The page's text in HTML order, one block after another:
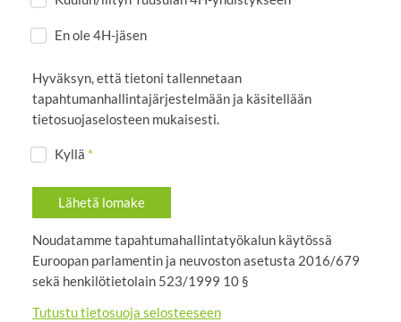
En ole 4H-jäsen
Hyväksyn, että tietoni tallennetaan
tapahtumanhallintajärjestelmään ja käsitellään
tietosuojaselosteen mukaisesti.
Kyllä *
Lähetä lomake
Noudatamme tapahtumahallintatyökalun käytössä
Euroopan parlamentin ja neuvoston asetusta 2016/679
sekä henkilötietolain 523/1999 10 §
Tutustu tietosuoja selosteeseen